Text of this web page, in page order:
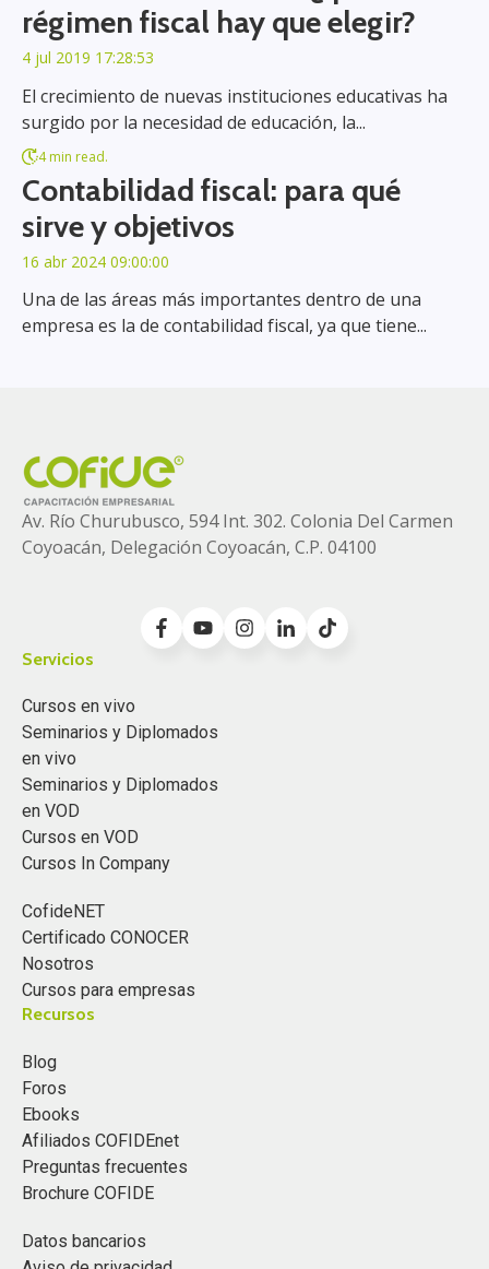
régimen fiscal hay que elegir?
4 jul 2019 17:28:53
El crecimiento de nuevas instituciones educativas ha
surgido por la necesidad de educación, la...
4 min read.
Contabilidad fiscal: para qué
sirve y objetivos
16 abr 2024 09:00:00
Una de las áreas más importantes dentro de una
empresa es la de contabilidad fiscal, ya que tiene...
Av. Río Churubusco, 594 Int. 302. Colonia Del Carmen
Coyoacán, Delegación Coyoacán, C.P. 04100
Servicios
Cursos en vivo
Seminarios y Diplomados
en vivo
Seminarios y Diplomados
en VOD
Cursos en VOD
Cursos In Company
CofideNET
Certificado CONOCER
Nosotros
Cursos para empresas
Recursos
Blog
Foros
Ebooks
Afiliados COFIDEnet
Preguntas frecuentes
Brochure COFIDE
Datos bancarios